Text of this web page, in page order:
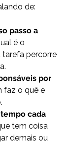
de:
passo a
é o
percorre
por
faz o quê e
cada
tem coisa
demais ou